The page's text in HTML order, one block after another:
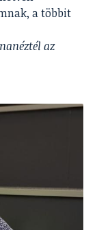
a többit
az